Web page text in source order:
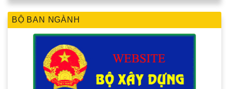
BỘ BAN NGÀNH